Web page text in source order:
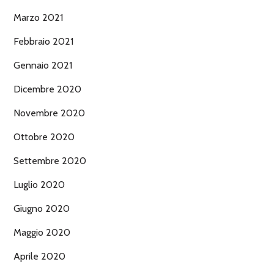
Marzo 2021
Febbraio 2021
Gennaio 2021
Dicembre 2020
Novembre 2020
Ottobre 2020
Settembre 2020
Luglio 2020
Giugno 2020
Maggio 2020
Aprile 2020